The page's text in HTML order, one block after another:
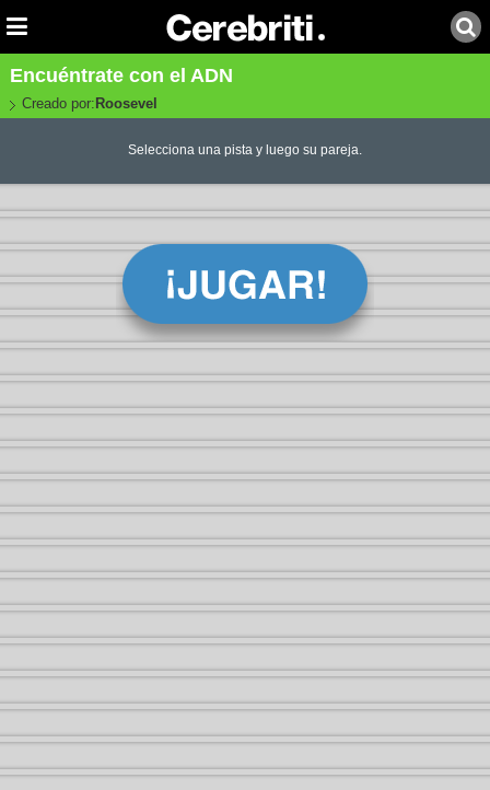
Encuéntrate con el ADN
Creado por: Roosevel
Selecciona una pista y luego su pareja.